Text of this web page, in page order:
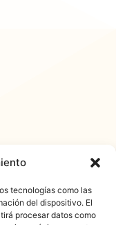
tecnologías como las
del dispositivo. El
procesar datos como